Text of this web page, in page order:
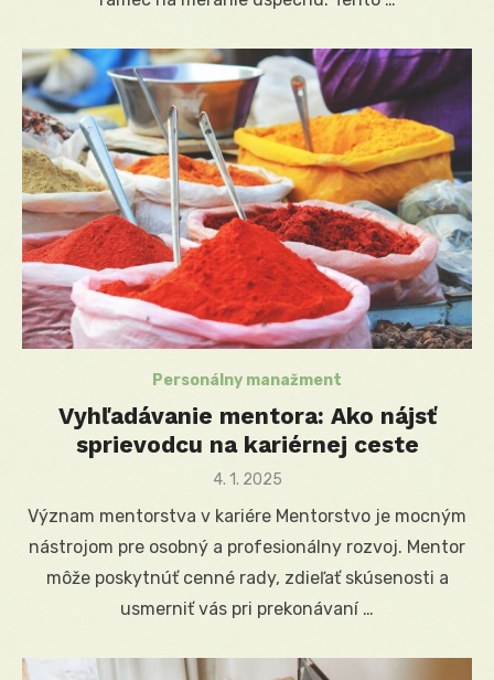
Personálny manažment
Vyhľadávanie mentora: Ako nájsť
sprievodcu na kariérnej ceste
Posted
4. 1. 2025
Význam mentorstva v kariére Mentorstvo je mocným
nástrojom pre osobný a profesionálny rozvoj. Mentor
môže poskytnúť cenné rady, zdieľať skúsenosti a
usmerniť vás pri prekonávaní …